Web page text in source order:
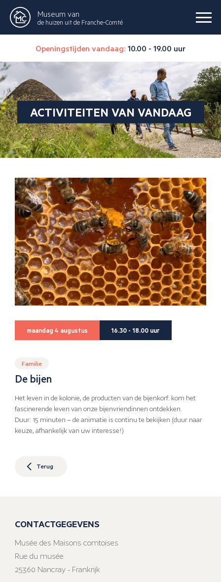
Museum van
de huizen uit de Franche-Comté
Openingstijden vandaag: 10.00 - 19.00 uur
ACTIVITEITEN VAN VANDAAG
maandag 4 augustus 16.30 - 18.00 uur
Familie
De bijen
Het leven in de kolonie, de producten van de bijenkorf: kom het
fascinerende leven van onze bijenvriendinnen ontdekken.
Duur: 15 minuten – de animatie is continu te bekijken (duur naar
keuze, afhankelijk van uw interesse!)
Terug
CONTACTGEGEVENS
Musée des Maisons comtoises
Rue du musée
25360 Nancray - Frankrijk